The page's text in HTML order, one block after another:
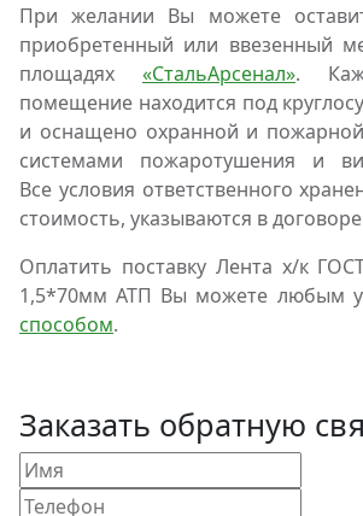
При желании Вы можете
приобретенный или ввезенный
площадях «СтальАрсенал».
помещение находится под
и оснащено охранной и пожарной
системами пожаротушения и
Все условия ответственного
стоимость, указываются в
Оплатить поставку Лента х/к
1,5*70мм АТП Вы можете любым
способом.
Заказать обратную